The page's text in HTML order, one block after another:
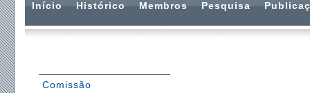
Início Histórico Membros Pesquisa
Comissão